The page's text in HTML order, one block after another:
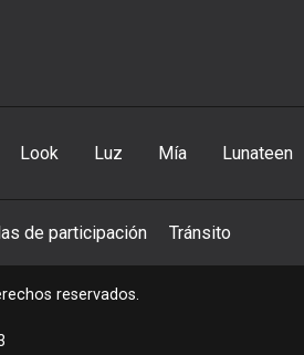
Look Luz Mía Lunateen
de participación Tránsito
reservados.